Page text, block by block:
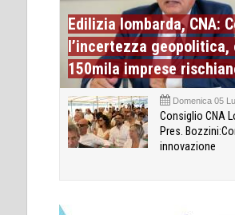
Edilizia lombarda, CNA:
l’incertezza geopolitica,
150mila imprese
Domenica 05
Consiglio CNA
Pres.
innovazione